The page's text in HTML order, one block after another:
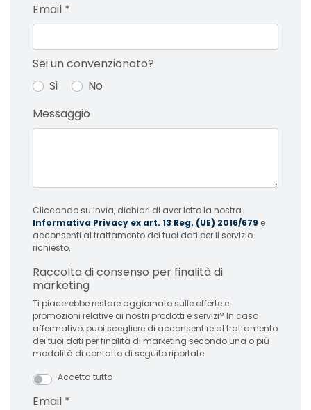
Email *
Sei un convenzionato?
Si
No
Messaggio
Cliccando su invia, dichiari di aver letto la nostra
Informativa Privacy ex art. 13 Reg. (UE) 2016/679 e
acconsenti al trattamento dei tuoi dati per il servizio
richiesto.
Raccolta di consenso per finalità di
marketing
Ti piacerebbe restare aggiornato sulle offerte e
promozioni relative ai nostri prodotti e servizi? In caso
affermativo, puoi scegliere di acconsentire al trattamento
dei tuoi dati per finalità di marketing secondo una o più
modalità di contatto di seguito riportate:
Accetta tutto
Email *